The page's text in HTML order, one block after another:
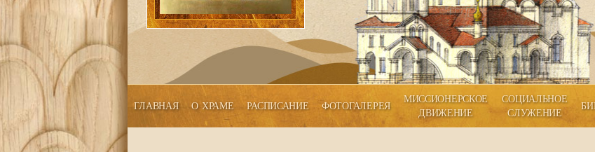
ГЛАВНАЯ О ХРАМЕ РАСПИСАНИЕ ФОТОГАЛЕРЕЯ
МИССИОНЕРСКОЕ
ДВИЖЕНИЕ
СОЦИАЛЬНОЕ
СЛУЖЕНИЕ